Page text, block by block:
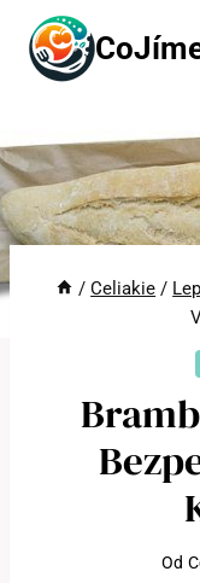
Přeskočit
obsah
/ Celiakie /
Od